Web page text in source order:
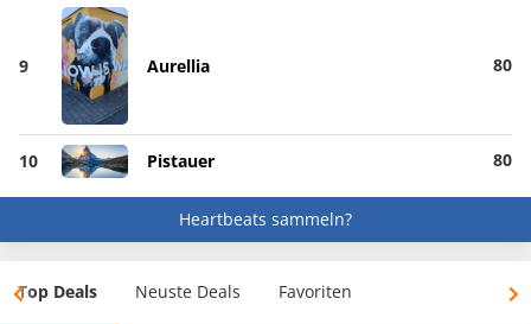
9 Aurellia 80
10 Pistauer 80
Heartbeats sammeln?
Top Deals Neuste Deals Favoriten